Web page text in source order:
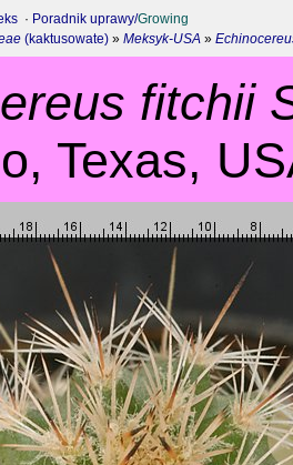
· Poradnik uprawy/Growing
(kaktusowate) » Meksyk-USA »
fitchii
Texas,